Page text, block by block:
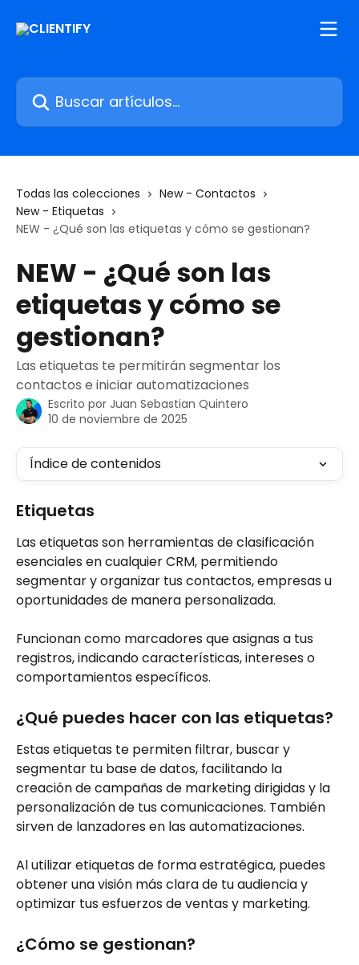
Buscar artículos...
Todas las colecciones
New - Contactos
New - Etiquetas
NEW - ¿Qué son las etiquetas y cómo se gestionan?
NEW - ¿Qué son las
etiquetas y cómo se
gestionan?
Las etiquetas te permitirán segmentar los
contactos e iniciar automatizaciones
Escrito por Juan Sebastian Quintero
10 de noviembre de 2025
Índice de contenidos
Etiquetas
Las etiquetas son herramientas de clasificación
esenciales en cualquier CRM, permitiendo
segmentar y organizar tus contactos, empresas u
oportunidades de manera personalizada.
Funcionan como marcadores que asignas a tus
registros, indicando características, intereses o
comportamientos específicos.
¿Qué puedes hacer con las etiquetas?
Estas etiquetas te permiten filtrar, buscar y
segmentar tu base de datos, facilitando la
creación de campañas de marketing dirigidas y la
personalización de tus comunicaciones. También
sirven de lanzadores en las automatizaciones.
Al utilizar etiquetas de forma estratégica, puedes
obtener una visión más clara de tu audiencia y
optimizar tus esfuerzos de ventas y marketing.
¿Cómo se gestionan?